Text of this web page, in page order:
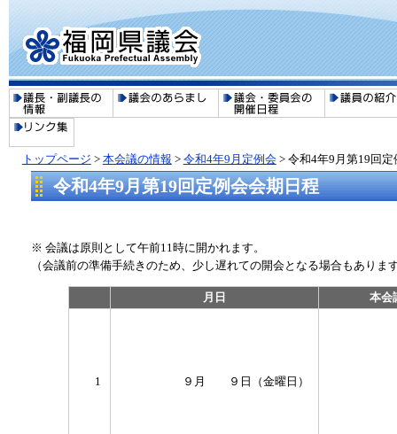
トップページ > 本会議の情報 > 令和4年9月定例会> 令和4年9月第19回定
令和4年9月第19回定例会会期日程
※ 会議は原則として午前11時に開かれます。
（会議前の準備手続きのため、少し遅れての開会となる場合もありま
月日 本会
1 ９月 ９日（金曜日）